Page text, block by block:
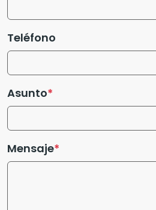
Teléfono
Asunto
Mensaje